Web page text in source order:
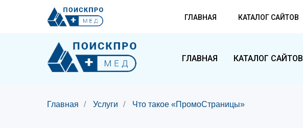
ГЛАВНАЯ КАТАЛОГ САЙТОВ
ГЛАВНАЯ КАТАЛОГ САЙТОВ
Главная / Услуги / Что такое «ПромоСтраницы»